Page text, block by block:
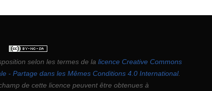
selon les termes de la licence Creative Commons
- Partage dans les Mêmes Conditions 4.0 International.
de cette licence peuvent être obtenues à